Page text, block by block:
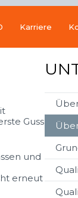
Karriere
Guss
und
erneut